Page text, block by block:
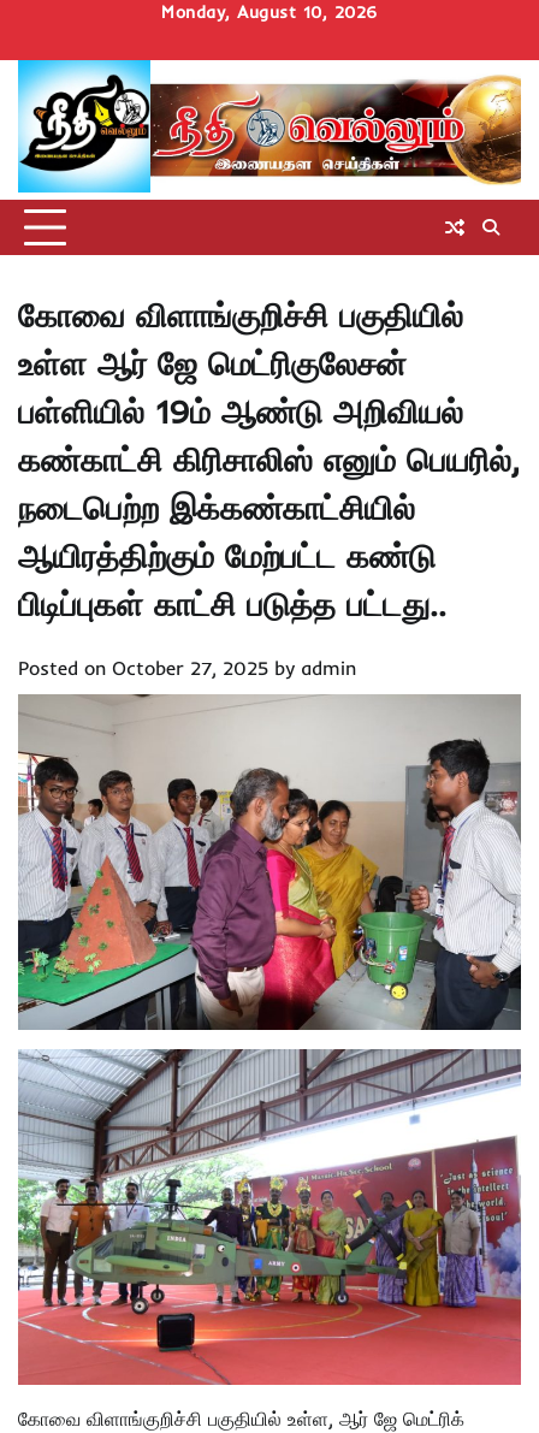
content
Monday, August 10, 2026
Homeசெய்திகள்
தமிழ்நாடுமாவட்டச்செய்திகள்
அரசியல்ஆன்மிகம்
சட்டம்
அறிவோம்
சினிமாUncategorized
கோவை விளாங்குறிச்சி பகுதியில்
உள்ள ஆர் ஜே மெட்ரிகுலேசன்
பள்ளியில் 19ம் ஆண்டு அறிவியல்
கண்காட்சி கிரிசாலிஸ் எனும் பெயரில்,
நடைபெற்ற இக்கண்காட்சியில்
ஆயிரத்திற்கும் மேற்பட்ட கண்டு
பிடிப்புகள் காட்சி படுத்த பட்டது..
Posted on October 27, 2025 by admin
கோவை விளாங்குறிச்சி பகுதியில் உள்ள, ஆர் ஜே மெட்ரிக்